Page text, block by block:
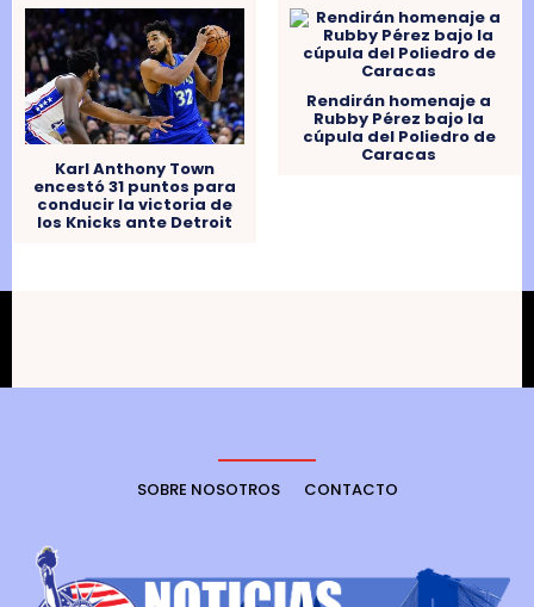
Karl Anthony Town
encestó 31 puntos para
conducir la victoria de
los Knicks ante Detroit
Rendirán homenaje a
Rubby Pérez bajo la
cúpula del Poliedro de
Caracas
SOBRE NOSOTROS CONTACTO